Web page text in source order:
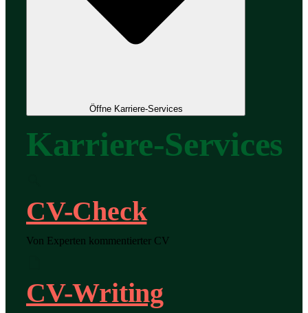
Öffne Karriere-Services
Karriere-Services
CV-Check
Von Experten kommentierter CV
CV-Writing